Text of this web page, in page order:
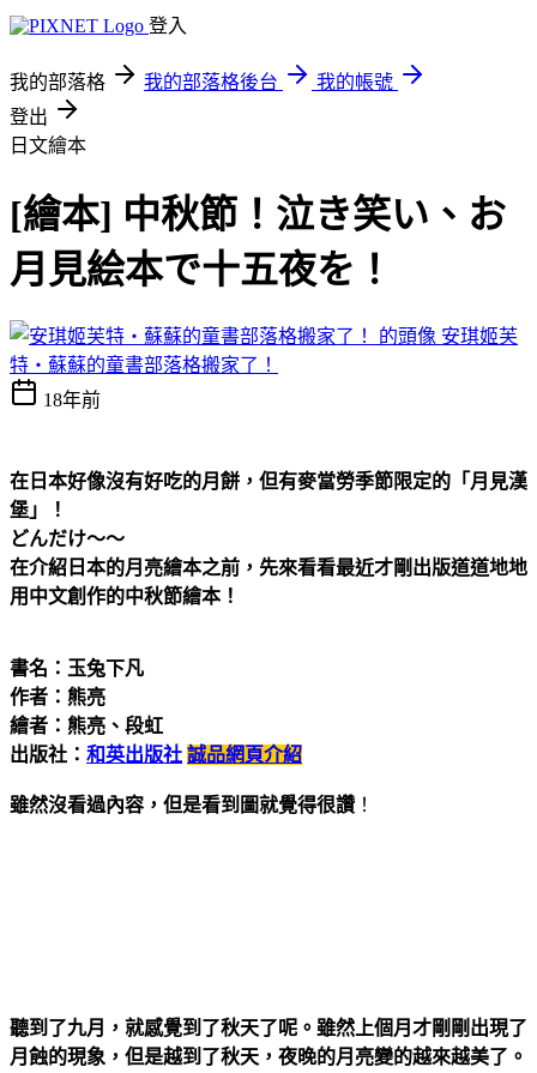
登入
我的部落格 我的部落格後台
我的帳號
登出
日文繪本
[繪本] 中秋節！泣き笑い、お
月見絵本で十五夜を！
安琪姬芙
特‧蘇蘇的童書部落格搬家了！
18年前
在日本好像沒有好吃的月餅，但有麥當勞季節限定的「月見漢
堡」！
どんだけ～～
在介紹日本的月亮繪本之前，先來看看最近才剛出版道道地地
用中文創作的中秋節繪本！
書名：玉兔下凡
作者：熊亮
繪者：熊亮、段虹
出版社： 和英出版社 誠品網頁介紹
雖然沒看過內容，但是看到圖就覺得很讚 ！
聽到了九月，就感覺到了秋天了呢。雖然上個月才剛剛出現了
月蝕的現象，但是越到了秋天，夜晚的月亮變的越來越美了。